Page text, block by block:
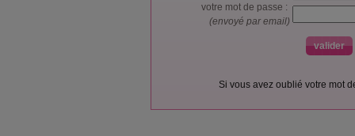
votre mot de passe :
(envoyé par email)
Si vous avez oublié votre mot